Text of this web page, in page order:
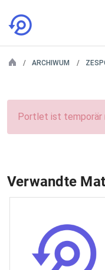
ARCHIWUM
Portlet ist temporär
Verwandte